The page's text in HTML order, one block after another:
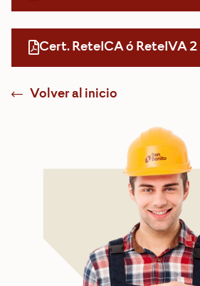
Cert. ReteICA ó ReteIVA 2
Volver al inicio